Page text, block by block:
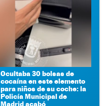
Ocultaba 30 bolsas de
cocaína en este elemento
para niños de su coche: la
Policía Municipal de
Madrid acabó